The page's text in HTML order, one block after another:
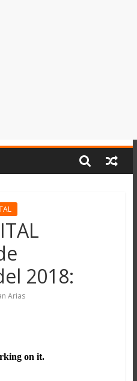
2018:
Arias